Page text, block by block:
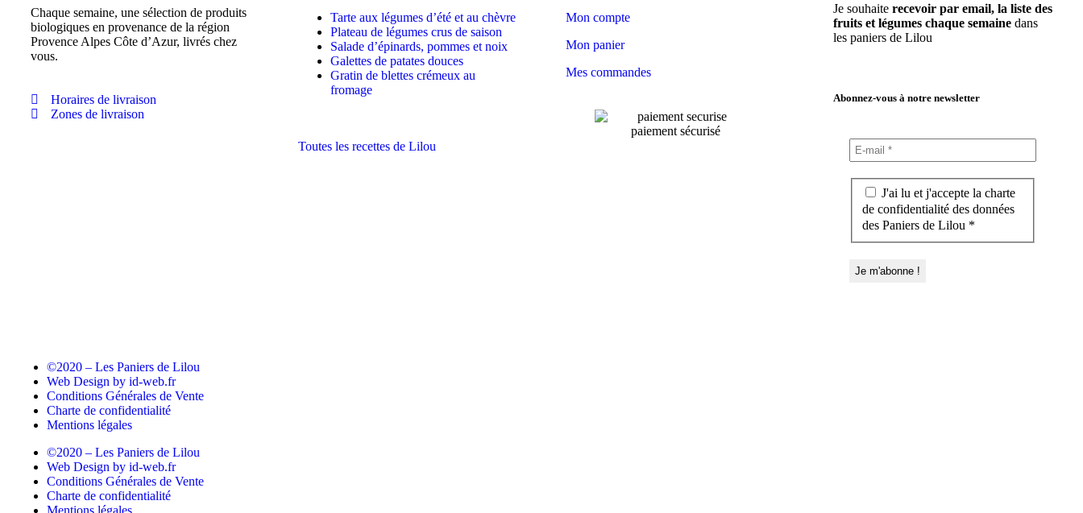
Chaque semaine, une sélection de produits
biologiques en provenance de la région
Provence Alpes Côte d’Azur, livrés chez
vous.
Horaires de livraison
Zones de livraison
Tarte aux légumes d’été et au chèvre
Plateau de légumes crus de saison
Salade d’épinards, pommes et noix
Galettes de patates douces
Gratin de blettes crémeux au
fromage
Toutes les recettes de Lilou
Mon compte
Mon panier
Mes commandes
paiement sécurisé
Je souhaite recevoir par email, la liste des
fruits et légumes chaque semaine dans
les paniers de Lilou
Abonnez-vous à notre newsletter
J'ai lu et j'accepte la charte
de confidentialité des données
des Paniers de Lilou *
©2020 – Les Paniers de Lilou
Web Design by id-web.fr
Conditions Générales de Vente
Charte de confidentialité
Mentions légales
©2020 – Les Paniers de Lilou
Web Design by id-web.fr
Conditions Générales de Vente
Charte de confidentialité
Mentions légales